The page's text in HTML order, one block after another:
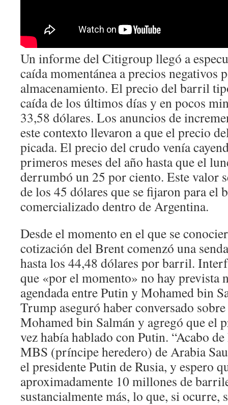
Un informe del Citigroup llegó a
caída momentánea a precios negativos
almacenamiento. El precio del barril
caída de los últimos días y en pocos
33,58 dólares. Los anuncios de
este contexto llevaron a que el precio
picada. El precio del crudo venía
primeros meses del año hasta que el
derrumbó un 25 por ciento. Este valor
de los 45 dólares que se fijaron para
comercializado dentro de Argentina.
Desde el momento en el que se
cotización del Brent comenzó una
hasta los 44,48 dólares por barril.
que «por el momento» no hay prevista
agendada entre Putin y Mohamed bin
Trump aseguró haber conversado
Mohamed bin Salmán y agregó que el
vez había hablado con Putin. “Acabo
MBS (príncipe heredero) de Arabia
el presidente Putin de Rusia, y espero
aproximadamente 10 millones de
sustancialmente más, lo que, si ocurre,